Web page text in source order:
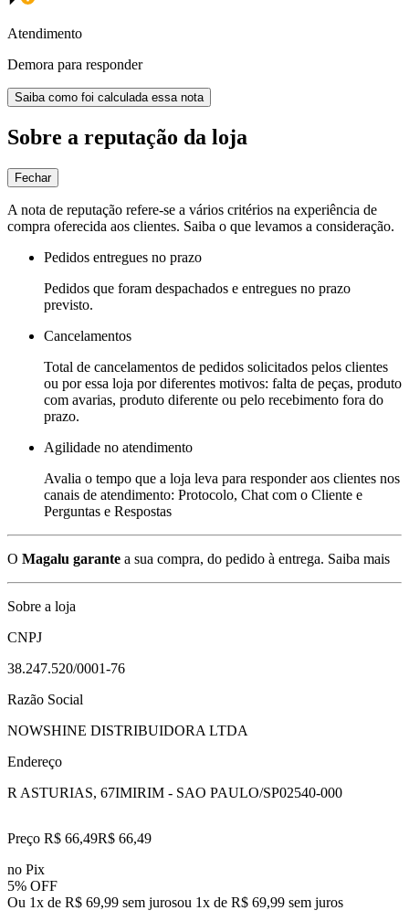
Atendimento
Demora para responder
Saiba como foi calculada essa nota
Sobre a reputação da loja
Fechar
A nota de reputação refere-se a vários critérios na experiência de
compra oferecida aos clientes. Saiba o que levamos a consideração.
Pedidos entregues no prazo
Pedidos que foram despachados e entregues no prazo
previsto.
Cancelamentos
Total de cancelamentos de pedidos solicitados pelos clientes
ou por essa loja por diferentes motivos: falta de peças, produto
com avarias, produto diferente ou pelo recebimento fora do
prazo.
Agilidade no atendimento
Avalia o tempo que a loja leva para responder aos clientes nos
canais de atendimento: Protocolo, Chat com o Cliente e
Perguntas e Respostas
O Magalu garante a sua compra, do pedido à entrega. Saiba mais
Sobre a loja
CNPJ
38.247.520/0001-76
Razão Social
NOWSHINE DISTRIBUIDORA LTDA
Endereço
R ASTURIAS, 67IMIRIM - SAO PAULO/SP02540-000
Preço R$ 66,49R$ 66,49
no Pix
5% OFF
Ou 1x de R$ 69,99 sem jurosou 1x de R$ 69,99 sem juros